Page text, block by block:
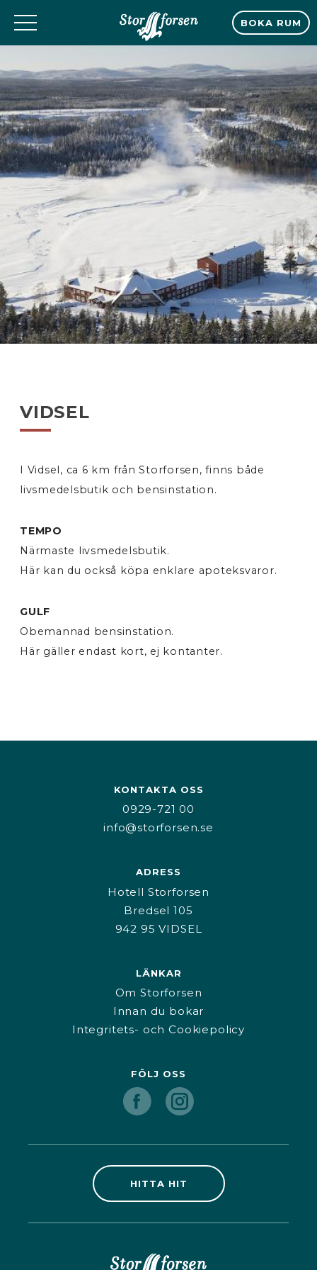
BOKA RUM
VIDSEL
I Vidsel, ca 6 km från Storforsen, finns både
livsmedelsbutik och bensinstation.
TEMPO
Närmaste livsmedelsbutik.
Här kan du också köpa enklare apoteksvaror.
GULF
Obemannad bensinstation.
Här gäller endast kort, ej kontanter.
KONTAKTA OSS
0929-721 00
info@storforsen.se
ADRESS
Hotell Storforsen
Bredsel 105
942 95 VIDSEL
LÄNKAR
Om Storforsen
Innan du bokar
Integritets- och Cookiepolicy
FÖLJ OSS
HITTA HIT